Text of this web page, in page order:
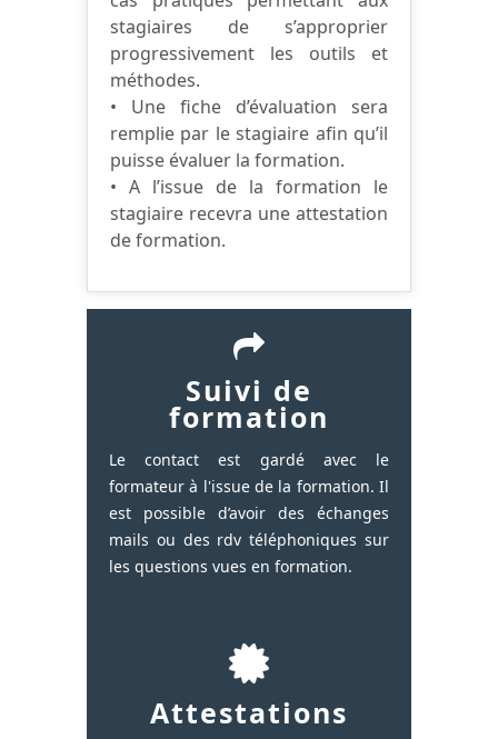
stagiaires de s’approprier
progressivement les outils et
méthodes.
• Une fiche d’évaluation sera
remplie par le stagiaire afin qu’il
puisse évaluer la formation.
• A l’issue de la formation le
stagiaire recevra une attestation
de formation.
Suivi de
formation
Le contact est gardé avec le
formateur à l'issue de la formation. Il
est possible d’avoir des échanges
mails ou des rdv téléphoniques sur
les questions vues en formation.
Attestations